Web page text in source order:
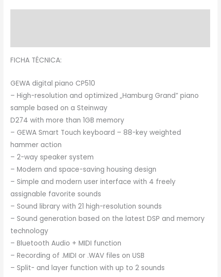
FICHA TÉCNICA:
GEWA digital piano CP510
– High-resolution and optimized „Hamburg Grand” piano
sample based on a Steinway
D274 with more than 1GB memory
– GEWA Smart Touch keyboard – 88-key weighted
hammer action
– 2-way speaker system
– Modern and space-saving housing design
– Simple and modern user interface with 4 freely
assignable favorite sounds
– Sound library with 21 high-resolution sounds
– Sound generation based on the latest DSP and memory
technology
– Bluetooth Audio + MIDI function
– Recording of .MIDI or .WAV files on USB
– Split- and layer function with up to 2 sounds